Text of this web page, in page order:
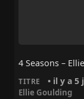
TITRE • il y a 5
Ellie Goulding